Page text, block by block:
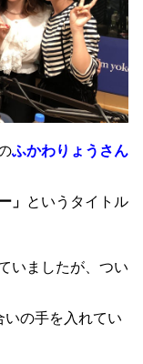
ふかわりょうさん
」 というタイトル
いましたが、つい
の手を入れてい